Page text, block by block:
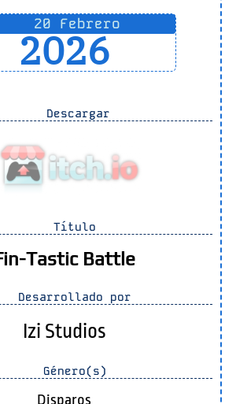
20 Febrero
2026
Descargar
Título
Tastic Battle
Desarrollado por
Izi Studios
Género(s)
Disparos